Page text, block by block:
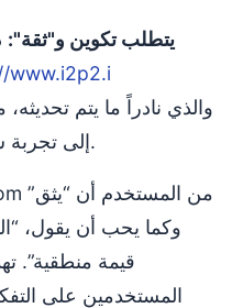
يتطلب تكوين و"ثقة":
www.i2p2.i
إلى تجربة سيئة للمستخدمين الجدد.
قيمة منطقية”.
المستخدمين على